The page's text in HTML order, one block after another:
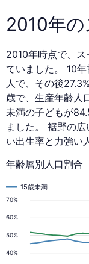
2010年
2010年時点で、
ていました。 10
人で、その後
歳で、生産年齢人
未満の子どもが
ました。 裾野の
い出生率と力強い
年齢層別人口割合
40%
50%
60%
70%
15歳未満